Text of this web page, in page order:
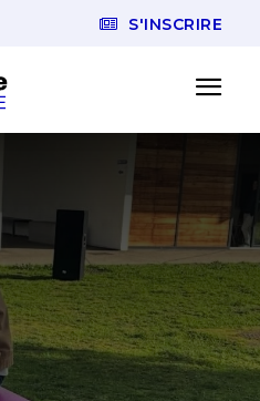
S'INSCRIRE